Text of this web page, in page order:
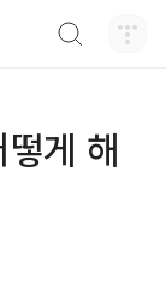
게 해